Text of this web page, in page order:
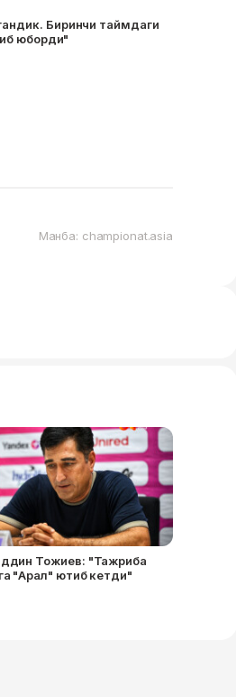
Биринчи таймдаги
юборди"
Манба: championat.asia
Тожиев: "Тажриба
"Арал" ютиб кетди"